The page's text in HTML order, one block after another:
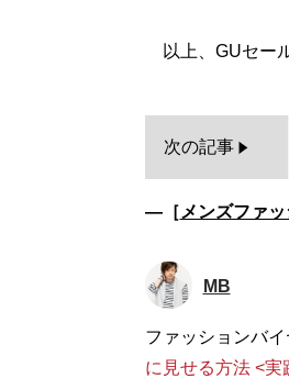
次の記事
―［ メンズファ
MB
ファッションバ
に見せる方法 <実